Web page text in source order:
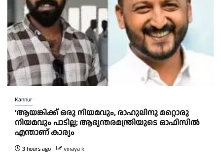
Kannur
‘ആയങ്കിക്ക് ഒരു നിയമവും, രാഹുലിനു മറ്റൊരു
നിയമവും പാടില്ല; ആഭ്യന്തരമന്ത്രിയുടെ ഓഫിസിൽ
എന്താണ് കാര്യം
3 hours ago vinaya k